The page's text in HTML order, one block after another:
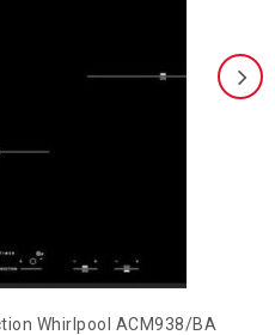
Whirlpool ACM938/BA